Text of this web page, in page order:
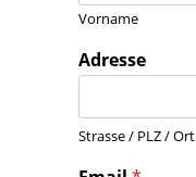
Vorname
A
d
e
s
Adresse
Strasse / PLZ / Ort